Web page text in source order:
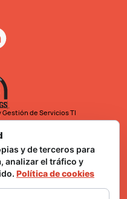
Gestión de Servicios TI
y de terceros para
analizar el tráfico y
Política de cookies